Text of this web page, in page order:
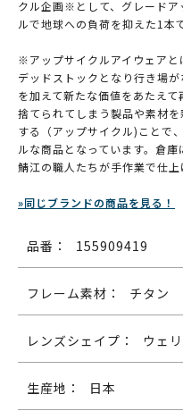
クル企画※として、グレードア
ルで地球への負荷を抑えた1本で
※アップサイクルアイウェアと
デッドストックとなり行き場
を加えて新たな価値をあたえて
捨てられてしまう製品や素材
する（アップサイクル)ことで
ルな商品となっています。倉庫
鯖江の職人たちが手作業で仕上
»同じブランドの商品を見る！
品番： 155909419
フレーム素材： チタン
レンズシェイプ： ウェ
生産地： 日本